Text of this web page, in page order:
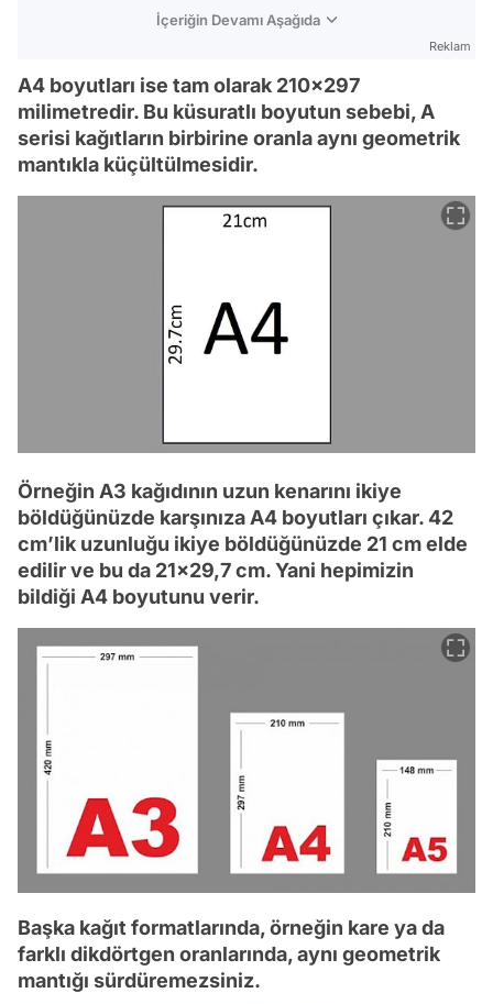
İçeriğin Devamı Aşağıda
Reklam
A4 boyutları ise tam olarak 210x297
milimetredir. Bu küsuratlı boyutun sebebi, A
serisi kağıtların birbirine oranla aynı geometrik
mantıkla küçültülmesidir.
Örneğin A3 kağıdının uzun kenarını ikiye
böldüğünüzde karşınıza A4 boyutları çıkar. 42
cm’lik uzunluğu ikiye böldüğünüzde 21 cm elde
edilir ve bu da 21x29,7 cm. Yani hepimizin
bildiği A4 boyutunu verir.
Başka kağıt formatlarında, örneğin kare ya da
farklı dikdörtgen oranlarında, aynı geometrik
mantığı sürdüremezsiniz.